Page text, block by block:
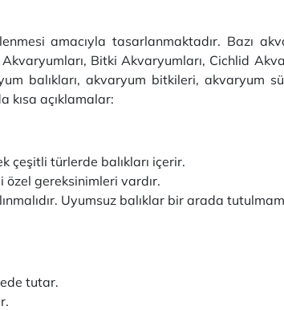
amacıyla tasarlanmaktadır. Bazı
Bitki Akvaryumları, Cichlid
balıkları, akvaryum bitkileri, akvaryum
kısa açıklamalar:
çeşitli türlerde balıkları içerir.
özel gereksinimleri vardır.
Uyumsuz balıklar bir arada
tutar.